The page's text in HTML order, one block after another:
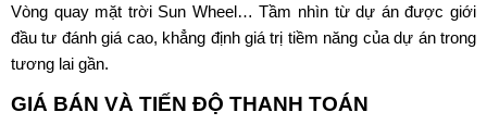
Vòng quay mặt trời Sun Wheel… Tầm nhìn từ dự án được giới
đầu tư đánh giá cao, khẳng định giá trị tiềm năng của dự án trong
tương lai gần.
GIÁ BÁN VÀ TIẾN ĐỘ THANH TOÁN